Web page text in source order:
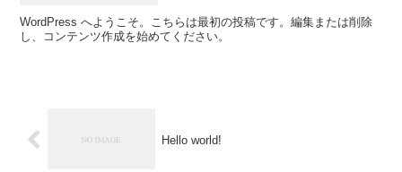
WordPress へようこそ。こちらは最初の投稿です。編集または削除
し、コンテンツ作成を始めてください。
Hello world!